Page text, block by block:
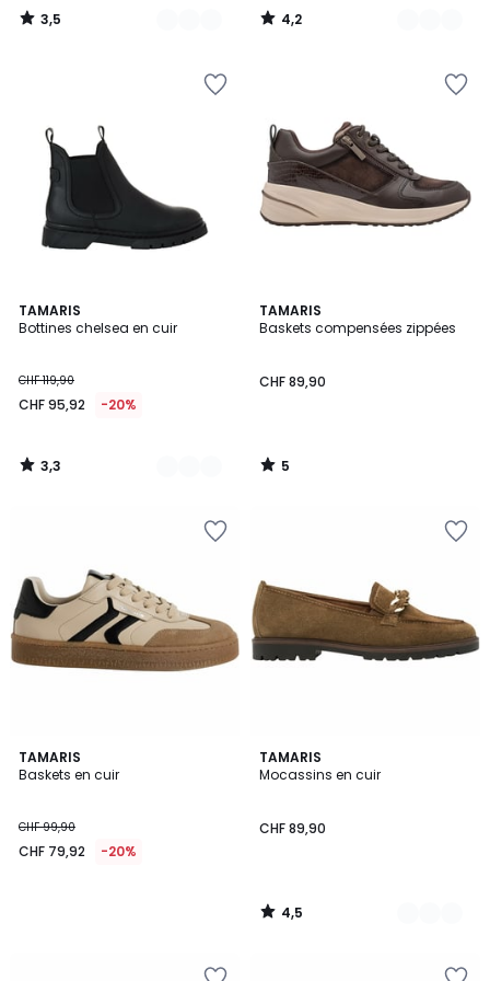
3,5
/
4,2
/
TAMARIS
Bottines chelsea en cuir
CHF 119,90
CHF 95,92 -20%
3,3
/ 5
2
Couleurs
3,3
/
TAMARIS
Baskets compensées zippées
CHF 89,90
5
/
5
/
TAMARIS
Baskets en cuir
CHF 99,90
CHF 79,92 -20%
TAMARIS
Mocassins en cuir
CHF 89,90
4,5
/ 5
2
Couleurs
4,5
/